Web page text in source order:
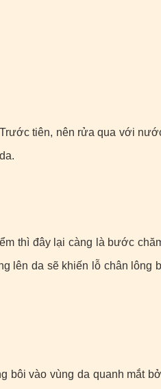
tiên, nên rửa qua với
thì đây lại càng là bước
lên da sẽ khiến lỗ chân lông
bôi vào vùng da quanh mắt